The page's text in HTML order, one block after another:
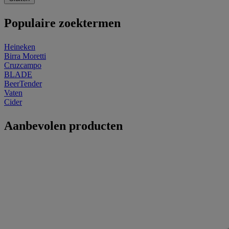
Populaire zoektermen
Heineken
Birra Moretti
Cruzcampo
BLADE
BeerTender
Vaten
Cider
Aanbevolen producten